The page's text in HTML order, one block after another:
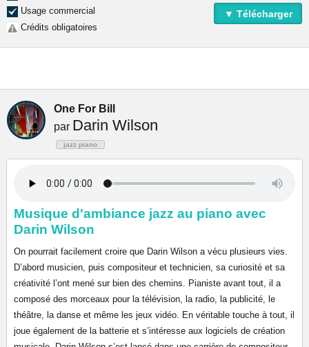
Usage commercial
Crédits obligatoires
▼ Télécharger
One For Bill
par Darin Wilson
jazz piano
Musique d'ambiance jazz au piano avec
Darin Wilson
On pourrait facilement croire que Darin Wilson a vécu plusieurs vies.
D’abord musicien, puis compositeur et technicien, sa curiosité et sa
créativité l’ont mené sur bien des chemins. Pianiste avant tout, il a
composé des morceaux pour la télévision, la radio, la publicité, le
théâtre, la danse et même les jeux vidéo. En véritable touche à tout, il
joue également de la batterie et s’intéresse aux logiciels de création